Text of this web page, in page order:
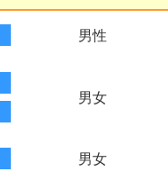
男性
男女
男女